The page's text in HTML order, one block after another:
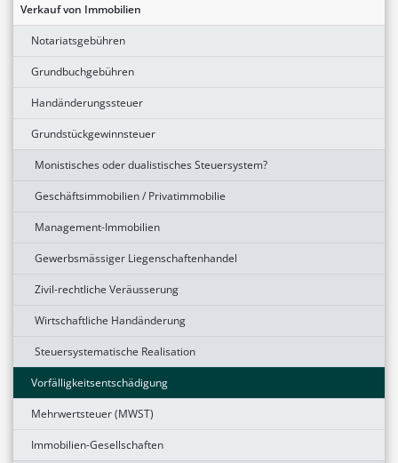
Verkauf von Immobilien
Notariatsgebühren
Grundbuchgebühren
Handänderungssteuer
Grundstückgewinnsteuer
Monistisches oder dualistisches Steuersystem?
Geschäftsimmobilien / Privatimmobilie
Management-Immobilien
Gewerbsmässiger Liegenschaftenhandel
Zivil-rechtliche Veräusserung
Wirtschaftliche Handänderung
Steuersystematische Realisation
Vorfälligkeitsentschädigung
Mehrwertsteuer (MWST)
Immobilien-Gesellschaften